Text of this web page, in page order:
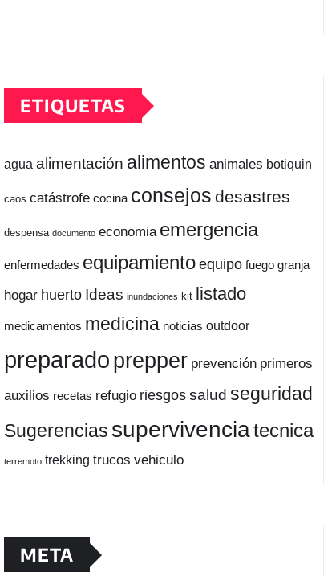
ETIQUETAS
agua alimentación alimentos animales botiquin
caos catástrofe cocina consejos desastres
despensa documento economia emergencia
enfermedades equipamiento equipo fuego granja
hogar huerto Ideas inundaciones kit listado
medicamentos medicina noticias outdoor
preparadoprepper prevención primeros
auxilios recetas refugio riesgos salud seguridad
Sugerencias supervivenciatecnica
terremoto trekking trucos vehiculo
META